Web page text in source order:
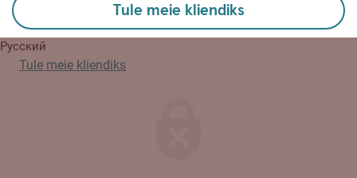
English
Русский
Tule meie kliendiks
Tule meie kliendiks